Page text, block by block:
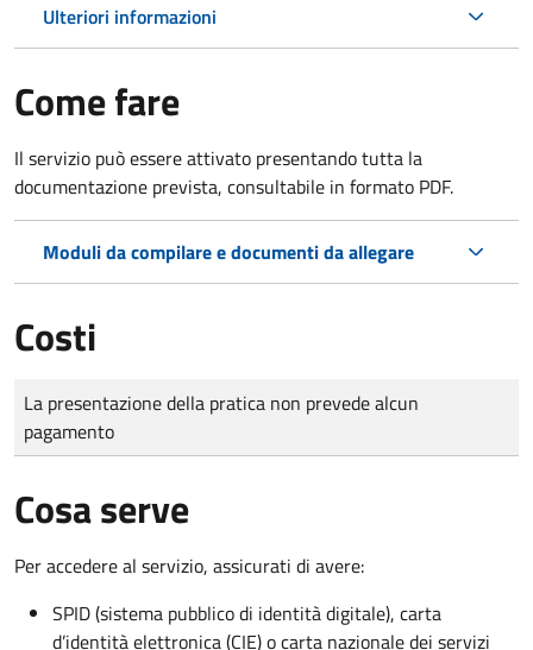
Ulteriori informazioni
Come fare
Il servizio può essere attivato presentando tutta la
documentazione prevista, consultabile in formato PDF.
Moduli da compilare e documenti da allegare
Costi
Tipo di pagamento
Importo
La presentazione della pratica non prevede alcun
pagamento
Cosa serve
Per accedere al servizio, assicurati di avere:
SPID (sistema pubblico di identità digitale), carta
d’identità elettronica (CIE) o carta nazionale dei servizi